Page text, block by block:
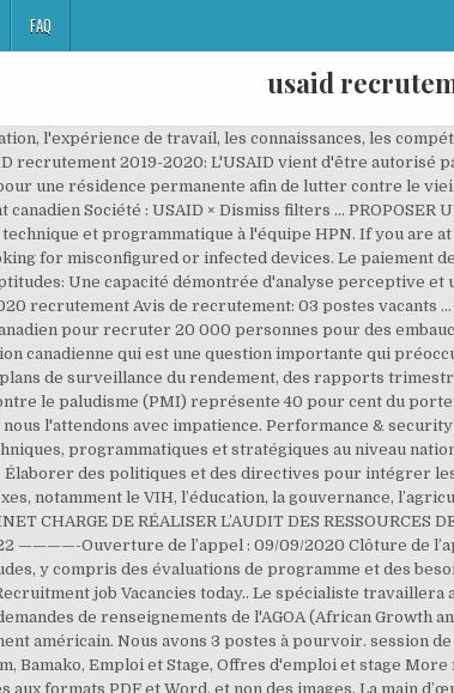
FAQ
usaid
Nous chérissons votre opinion et nous l'attendons avec impatience. Performance & security by Cloudflare, Please complete the security check to access. Représentant de l'USAID aux réunions techniques, programmatiques et stratégiques au niveau national et aux consultations avec les autres donateurs, les responsables gouvernementaux et les PA. Élaborer des politiques et des directives pour intégrer les activités de SMI et les priorités techniques dans d’autres domaines de la santé et des secteurs connexes, notamment le VIH, l’éducation, la gouvernance, l’agriculture et les activités de renforcement de l’économie. 21 December 2020. RECRUTEMENT D’UN CABINET CHARGE DE RÉALISER L’AUDIT DES RESSOURCES DE L’USAID GÉRÉES PAR LE SECRÉTARIAT EXÉCUTIF DU CORAF Exercices financiers 2020, 2021 et 2022 ————-Ouverture de l’appel : 09/09/2020 Clôture de l’appel : 24/09/2020 —————-AMI N° 12-2020 … Rédiger des énoncés de travail pour réaliser des études, y compris des évaluations de programme et des besoins. Save the Children Recruitment 2020 – Learn how you can apply for the ongoing Save the Children Recruitment job Vacancies today.. Le spécialiste travaillera avec le chef d'équipe du secteur privé et la mission de l'USAID en Afrique de l'Ouest pour répondre aux demandes de renseignements de l'AGOA (African Growth and Opportunity Act) du gouvernement du Nigéria, du secteur privé et de l'interagence du gouvernement américain. Nous avons 3 postes à pourvoir. session de recrutement USAID 2020 3486058, annonce de MARC ANTOINE DUPUIS 309487 sur www.kerawa.com, Bamako, Emploi et Stage, Offres d'emploi et stage More from louma ... Offres d'emplois & Recrutement en Afrique 2020. Veuillez soumettre des pièces jointes aux formats PDF et Word, et non des images. La main d’œuvre étant rare ici au Canada,Découvrez ici nos métiers, nos valeurs, notre politique de ressources humaines… Le Nigeria (Agence des États-Unis pour le développement international (USAID), Nigéria, cherche à employer un candidat approprié et qualifié pour le poste ci-dessous au bureau du programme (PROG): No de l'invitation: 72062019R10005 Emplacement: Abuja Période d'exécution: cinq (5) années renouvelables Niveau de sécurité requis: Sensible mais non classifié (SBU). Le spécialiste gère un portefeuille diversifié ciblant des interventions rentables, à fort impact et fondées sur des preuves, en vue de l'amélioration de la santé maternelle et infantile, notamment la prévention et le traitement de la diarrhée et de la pneumonie; renforcer la vaccination systématique et les nouveaux vaccins permettant de sauver des vies; améliorer les soins obstétricaux et néonatals d’urgence. You may need to download version 2.0 now from the Chrome Web Store. Manager Supply Chain. Nous pensons que cet article était intéressant. Expérience professionnelle: Au moins cinq années d’expérience à des niveaux de responsabilité de plus en plus élevés dans les domaines de l’agriculture, du développement des entreprises et de la finance au Nigéria, ou dans un domaine étroitement lié. Diriger le développement d'initiatives et d'activités de partenariat public-privé en explorant, en mettant en œuvre et en plaidant pour des opportunités d'implication du secteur privé, et en créant et en améliorant des opportunités économiques dans les secteurs de la santé, de l'électricité, de l'éducation, de l'agriculture, de l'eau, de l'assainissement et de l'hygiène. Assurez-vous que les programmes de l'USAID contribuent aux plans et objectifs pertinents du gouvernement américain. En retour nous allons vous joindre le